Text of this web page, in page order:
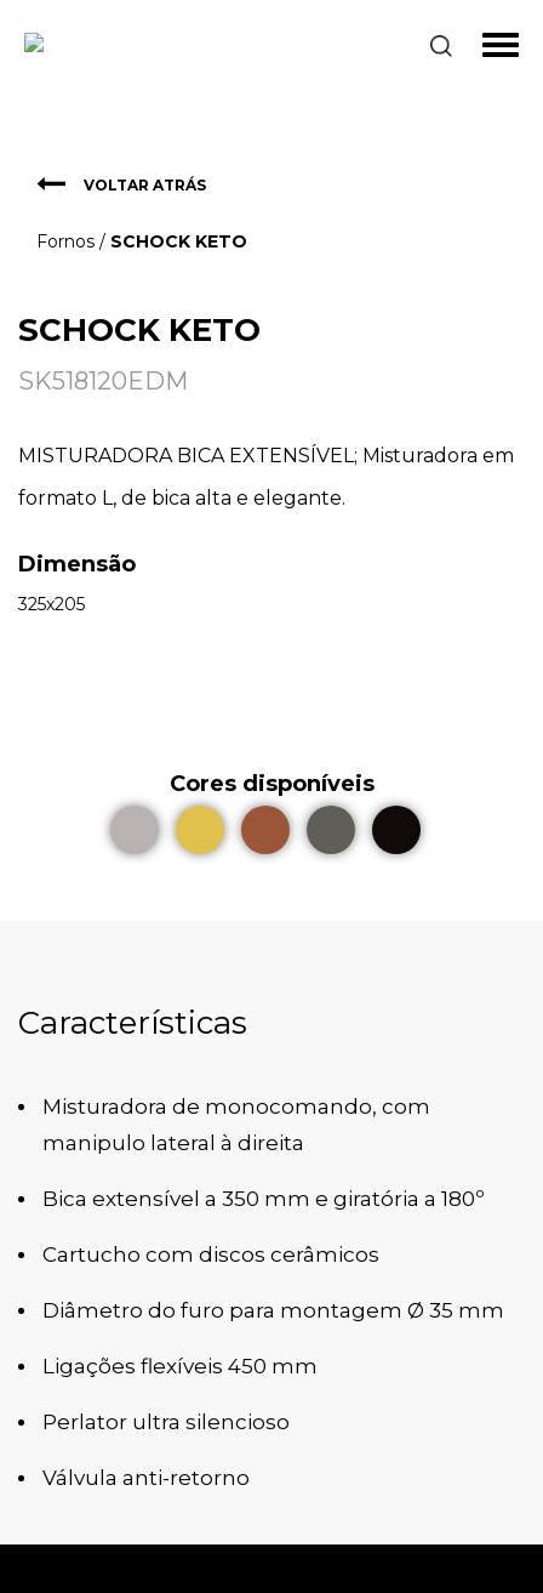
VOLTAR ATRÁS
Fornos / SCHOCK KETO
SCHOCK KETO
SK518120EDM
MISTURADORA BICA EXTENSÍVEL; Misturadora em
formato L, de bica alta e elegante.
Dimensão
325x205
Cores disponíveis
Características
Misturadora de monocomando, com
manipulo lateral à direita
Bica extensível a 350 mm e giratória a 180º
Cartucho com discos cerâmicos
Diâmetro do furo para montagem Ø 35 mm
Ligações flexíveis 450 mm
Perlator ultra silencioso
Válvula anti-retorno